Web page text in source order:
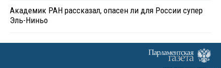
Академик РАН рассказал, опасен ли для России супер
Эль-Ниньо